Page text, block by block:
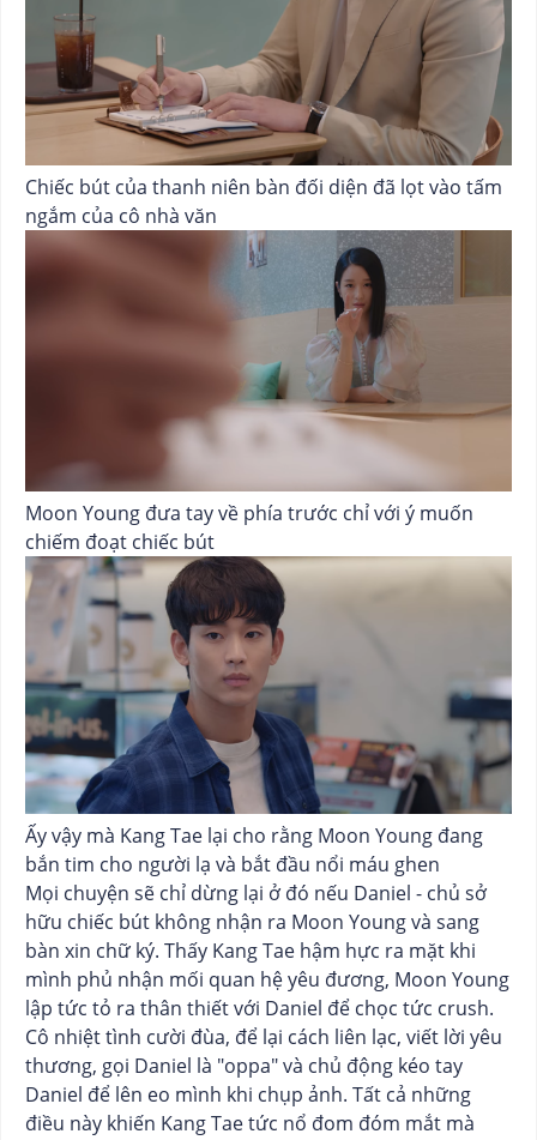
Chiếc bút của thanh niên bàn đối diện đã lọt vào tấm
ngắm của cô nhà văn
Moon Young đưa tay về phía trước chỉ với ý muốn
chiếm đoạt chiếc bút
Ấy vậy mà Kang Tae lại cho rằng Moon Young đang
bắn tim cho người lạ và bắt đầu nổi máu ghen
Mọi chuyện sẽ chỉ dừng lại ở đó nếu Daniel - chủ sở
hữu chiếc bút không nhận ra Moon Young và sang
bàn xin chữ ký. Thấy Kang Tae hậm hực ra mặt khi
mình phủ nhận mối quan hệ yêu đương, Moon Young
lập tức tỏ ra thân thiết với Daniel để chọc tức crush.
Cô nhiệt tình cười đùa, để lại cách liên lạc, viết lời yêu
thương, gọi Daniel là "oppa" và chủ động kéo tay
Daniel để lên eo mình khi chụp ảnh. Tất cả những
điều này khiến Kang Tae tức nổ đom đóm mắt mà